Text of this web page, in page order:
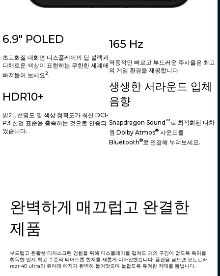
6.9" POLED
초고화질 대화면 디스플레이의 딥 블랙과
다채로운 색상이 표현하는 무한한 세계에
빠져들어 보세요2.
165 Hz
역동적인 빠르고 부드러운 주사율은 최고
의 게임 환경을 제공합니다.
HDR10+
밝기, 선명도 및 색상 정확도가 최신 DCI-
P3 산업 표준을 충족하는 것으로 인증되
었습니다.
생생한 서라운드 입체
음향
Snapdragon Sound™ 로 최적화된 다차
원 Dolby Atmos®사운드를
Bluetooth®로 연결해 누려보세요.
완벽하게 매끄럽고 완결한
제품
부드럽고 원활한 터치스크린 경험을 위해 디스플레이를 펼쳐도 거의 구김이 없도록 특허를
취득한 업계 최고 수준의 티어드롭 힌지를 새롭게 디자인했습니다. 플립을 닫으면 모토로라
razr 40 ultra의 위아래 에지가 완벽히 들어맞으며 놀랍도록 유려한 자태를 뽐냅니다.